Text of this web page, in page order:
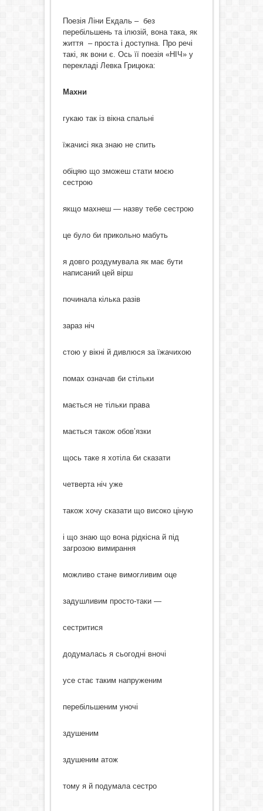
Поезія Ліни Екдаль – без
перебільшень та ілюзій, вона така, як
життя – проста і доступна. Про речі
такі, як вони є. Ось її поезія «НІЧ» у
перекладі Левка Грицюка:
Махни
гукаю так із вікна спальні
їжачисі яка знаю не спить
обіцяю що зможеш стати моєю
сестрою
якщо махнеш — назву тебе сестрою
це було би прикольно мабуть
я довго роздумувала як має бути
написаний цей вірш
починала кілька разів
зараз ніч
стою у вікні й дивлюся за їжачихою
помах означав би стільки
мається не тільки права
мається також обов’язки
щось таке я хотіла би сказати
четверта ніч уже
також хочу сказати що високо ціную
і що знаю що вона рідкісна й під
загрозою вимирання
можливо стане вимогливим оце
задушливим просто-таки —
сестритися
додумалась я сьогодні вночі
усе стає таким напруженим
перебільшеним уночі
здушеним
здушеним атож
тому я й подумала сестро